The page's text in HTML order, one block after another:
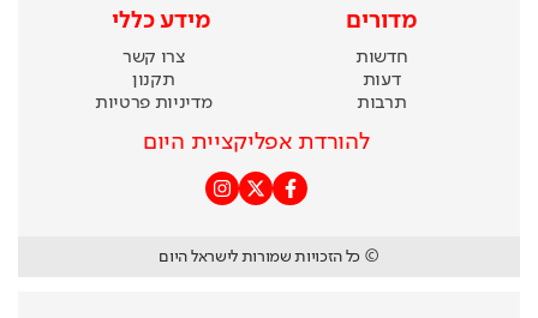
מדורים
חדשות
דעות
תרבות
מידע כללי
צרו קשר
תקנון
מדיניות פרטיות
להורדת אפליקציית היום
© כל הזכויות שמורות לישראל היום